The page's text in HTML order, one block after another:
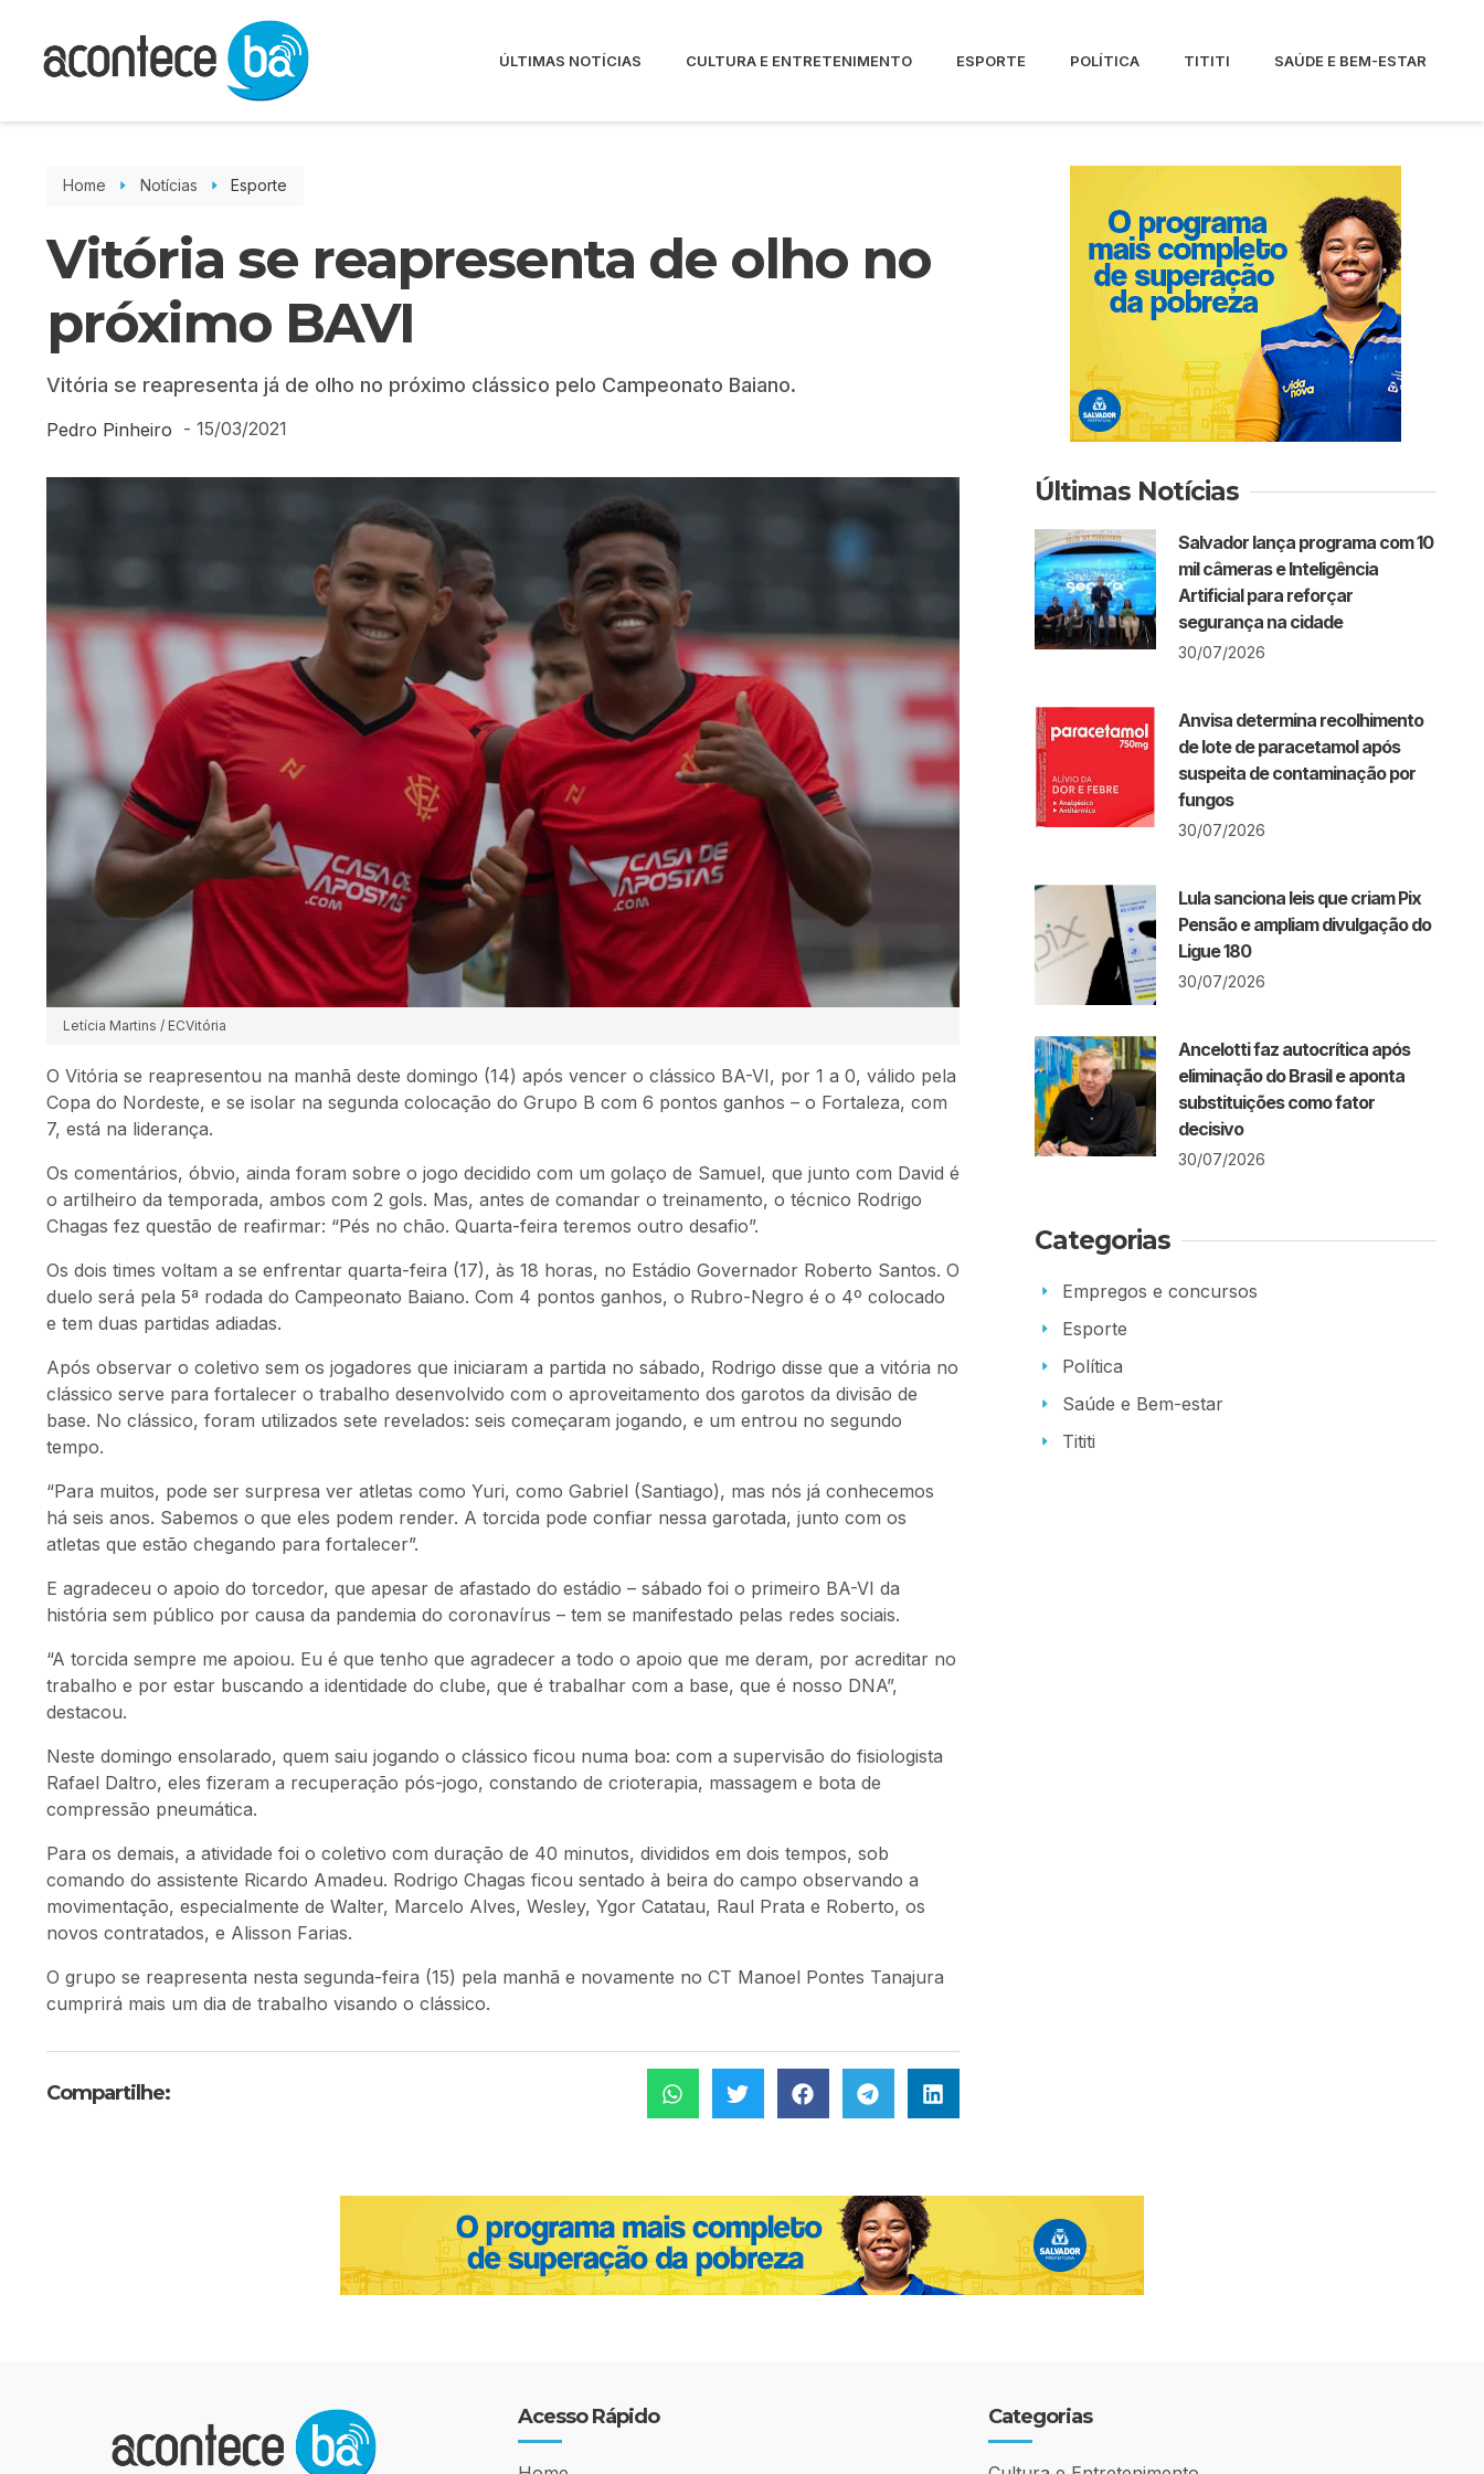
ÚLTIMAS NOTÍCIAS CULTURA E ENTRETENIMENTO ESPORTE POLÍTICA TITITI SAÚDE E BEM-ESTAR
Home Notícias Esporte
Vitória se reapresenta de olho no
próximo BAVI
Vitória se reapresenta já de olho no próximo clássico pelo Campeonato Baiano.
Pedro Pinheiro - 15/03/2021
Letícia Martins / ECVitória
O Vitória se reapresentou na manhã deste domingo (14) após vencer o clássico BA-VI, por 1 a 0, válido pela
Copa do Nordeste, e se isolar na segunda colocação do Grupo B com 6 pontos ganhos – o Fortaleza, com
7, está na liderança.
Os comentários, óbvio, ainda foram sobre o jogo decidido com um golaço de Samuel, que junto com David é
o artilheiro da temporada, ambos com 2 gols. Mas, antes de comandar o treinamento, o técnico Rodrigo
Chagas fez questão de reafirmar: “Pés no chão. Quarta-feira teremos outro desafio”.
Os dois times voltam a se enfrentar quarta-feira (17), às 18 horas, no Estádio Governador Roberto Santos. O
duelo será pela 5ª rodada do Campeonato Baiano. Com 4 pontos ganhos, o Rubro-Negro é o 4º colocado
e tem duas partidas adiadas.
Após observar o coletivo sem os jogadores que iniciaram a partida no sábado, Rodrigo disse que a vitória no
clássico serve para fortalecer o trabalho desenvolvido com o aproveitamento dos garotos da divisão de
base. No clássico, foram utilizados sete revelados: seis começaram jogando, e um entrou no segundo
tempo.
“Para muitos, pode ser surpresa ver atletas como Yuri, como Gabriel (Santiago), mas nós já conhecemos
há seis anos. Sabemos o que eles podem render. A torcida pode confiar nessa garotada, junto com os
atletas que estão chegando para fortalecer”.
E agradeceu o apoio do torcedor, que apesar de afastado do estádio – sábado foi o primeiro BA-VI da
história sem público por causa da pandemia do coronavírus – tem se manifestado pelas redes sociais.
“A torcida sempre me apoiou. Eu é que tenho que agradecer a todo o apoio que me deram, por acreditar no
trabalho e por estar buscando a identidade do clube, que é trabalhar com a base, que é nosso DNA”,
destacou.
Neste domingo ensolarado, quem saiu jogando o clássico ficou numa boa: com a supervisão do fisiologista
Rafael Daltro, eles fizeram a recuperação pós-jogo, constando de crioterapia, massagem e bota de
compressão pneumática.
Para os demais, a atividade foi o coletivo com duração de 40 minutos, divididos em dois tempos, sob
comando do assistente Ricardo Amadeu. Rodrigo Chagas ficou sentado à beira do campo observando a
movimentação, especialmente de Walter, Marcelo Alves, Wesley, Ygor Catatau, Raul Prata e Roberto, os
novos contratados, e Alisson Farias.
O grupo se reapresenta nesta segunda-feira (15) pela manhã e novamente no CT Manoel Pontes Tanajura
cumprirá mais um dia de trabalho visando o clássico.
Compartilhe:
Últimas Notícias
Salvador lança programa com 10
mil câmeras e Inteligência
Artificial para reforçar
segurança na cidade
30/07/2026
Anvisa determina recolhimento
de lote de paracetamol após
suspeita de contaminação por
fungos
30/07/2026
Lula sanciona leis que criam Pix
Pensão e ampliam divulgação do
Ligue 180
30/07/2026
Ancelotti faz autocrítica após
eliminação do Brasil e aponta
substituições como fator
decisivo
30/07/2026
Categorias
Empregos e concursos
Esporte
Política
Saúde e Bem-estar
Tititi
Acesso Rápido Categorias